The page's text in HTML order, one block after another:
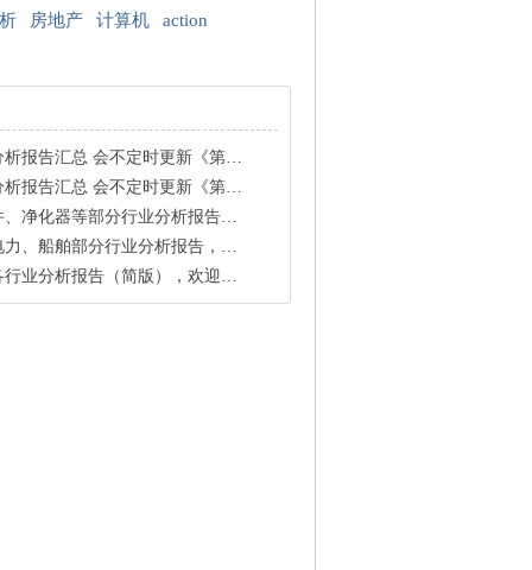
房地产 计算机 action
告汇总 会不定时更新《第四版》
定时更新《第十六版》（印刷、婴童、陶瓷等行业
器等部分行业分析报告（2014版）
部分行业分析报告，需要的请回复。
报告（简版），欢迎订阅文库，回复有奖